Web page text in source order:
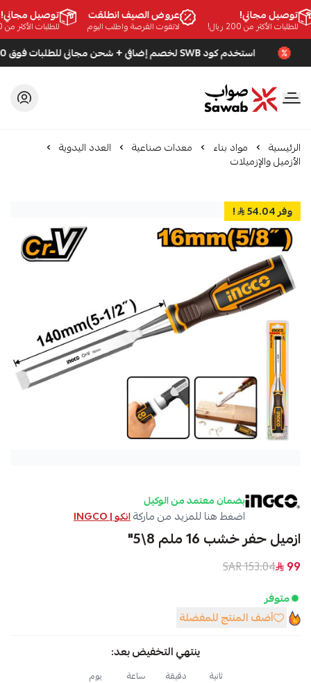
توصيل مجاني!
للطلبات الأكثر من 200 ريال!
عروض الصيف انطلقت
لاتفوت الفرصة واطلب اليوم
توصيل مجاني!
للطلبات الأكثر من 200 ريال!
استخدم كود SWB لخصم إضافي + شحن مجاني للطلبات فوق 200 ريال
صواب
الرئيسية مواد بناء معدات صناعية العدد اليدوية
الأزميل والإزميلات
وفر 54.04 !
بضمان معتمد من الوكيل
اضغط هنا للمزيد من ماركةانكو | INGCO
ازميل حفر خشب 16 ملم 8\5"
99
153.04 SAR
متوفر
أضف المنتج للمفضلة
ينتهي التخفيض بعد:
ثانية دقيقة ساعة يوم